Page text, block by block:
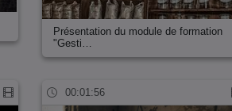
Présentation du module de formation
"Gesti…
00:01:56